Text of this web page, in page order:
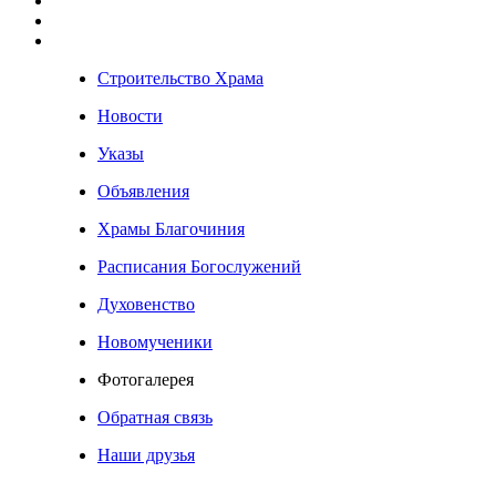
Строительство Храма
Новости
Указы
Объявления
Храмы Благочиния
Расписания Богослужений
Духовенство
Новомученики
Фотогалерея
Обратная связь
Наши друзья